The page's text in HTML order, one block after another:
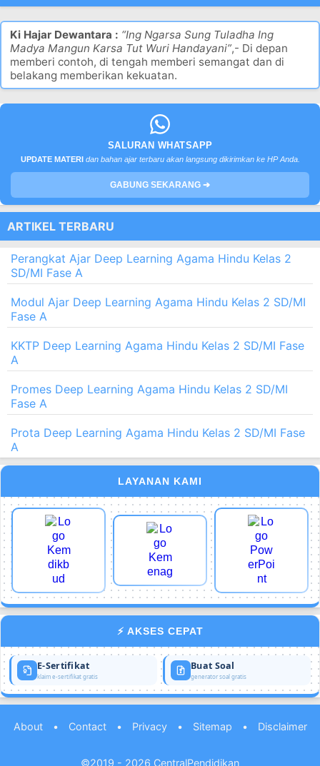
Ki Hajar Dewantara : “Ing Ngarsa Sung Tuladha Ing
Madya Mangun Karsa Tut Wuri Handayani”,- Di depan
memberi contoh, di tengah memberi semangat dan di
belakang memberikan kekuatan.
SALURAN WHATSAPP
UPDATE MATERI dan bahan ajar terbaru akan langsung dikirimkan ke HP Anda.
GABUNG SEKARANG ➔
ARTIKEL TERBARU
Perangkat Ajar Deep Learning Agama Hindu Kelas 2
SD/MI Fase A
Modul Ajar Deep Learning Agama Hindu Kelas 2 SD/MI
Fase A
KKTP Deep Learning Agama Hindu Kelas 2 SD/MI Fase
A
Promes Deep Learning Agama Hindu Kelas 2 SD/MI
Fase A
Prota Deep Learning Agama Hindu Kelas 2 SD/MI Fase
A
LAYANAN KAMI
⚡ AKSES CEPAT
E-Sertifikat
klaim e-sertifikat gratis
Buat Soal
generator soal gratis
About • Contact • Privacy • Sitemap • Disclaimer
©2019 - 2026 CentralPendidikan